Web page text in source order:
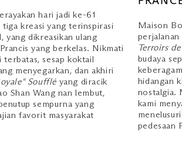
6088
hari jadi ke-61
tiga kreasi yang terinspirasi
yang dikreasikan ulang
yang berkelas. Nikmati
terbatas, sesap koktail
menyegarkan, dan akhiri
Soufflé yang diracik
Shan Wang nan lembut,
sempurna yang
favorit masyarakat
Maison
Terroirs
budaya
hidangan
nostalgia.
kami
pedesaan